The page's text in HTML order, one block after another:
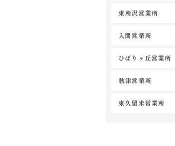
東所沢営業所
入間営業所
ひばりヶ丘営業所
秋津営業所
東久留米営業所